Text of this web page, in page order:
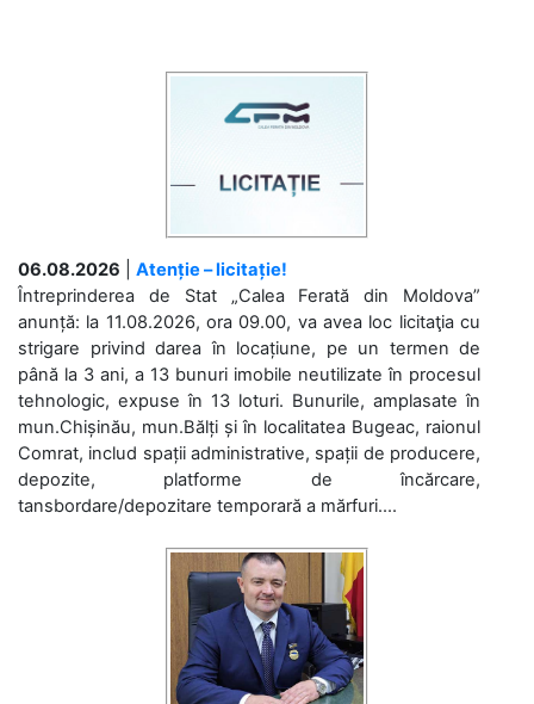
06.08.2026
Atenție – licitație!
Întreprinderea de Stat „Calea Ferată din Moldova”
anunță: la 11.08.2026, ora 09.00, va avea loc licitaţia cu
strigare privind darea în locațiune, pe un termen de
până la 3 ani, a 13 bunuri imobile neutilizate în procesul
tehnologic, expuse în 13 loturi. Bunurile, amplasate în
mun.Chișinău, mun.Bălți și în localitatea Bugeac, raionul
Comrat, includ spații administrative, spații de producere,
depozite, platforme de încărcare,
tansbordare/depozitare temporară a mărfuri....